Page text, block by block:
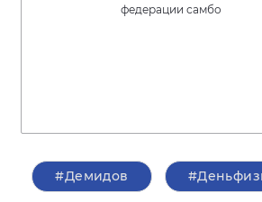
федерации самбо
#Демидов